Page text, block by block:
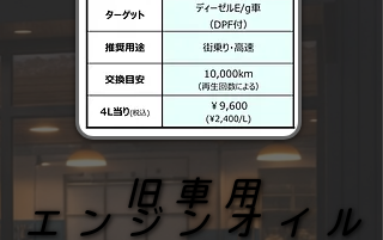
旧車用
エンジンオイル
旧車用
エンジンオイル